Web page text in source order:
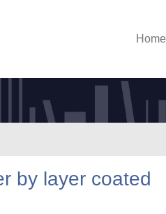
Home
by layer coated